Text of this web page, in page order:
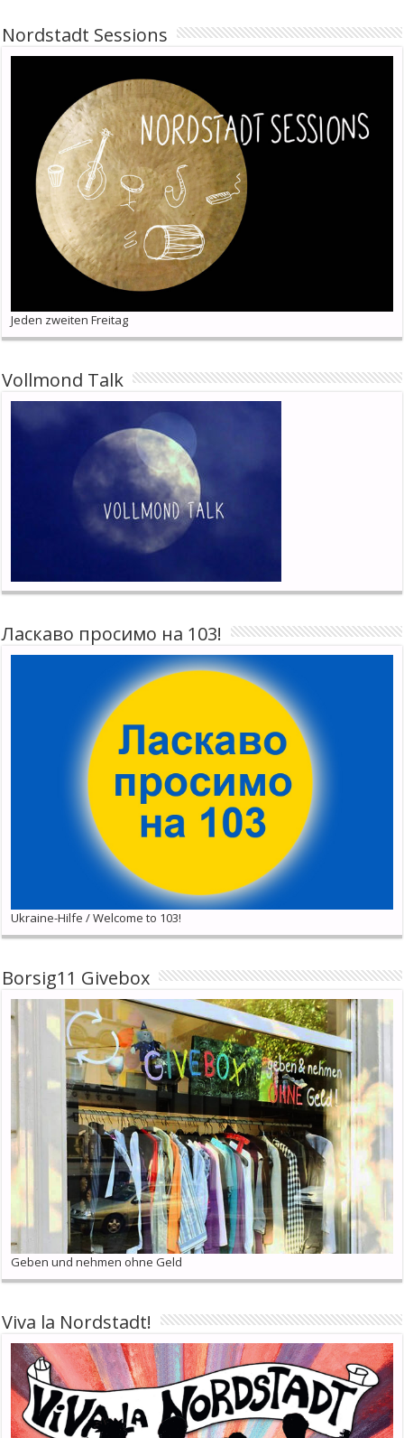
Nordstadt Sessions
Jeden zweiten Freitag
Vollmond Talk
Ласкаво просимо на 103!
Ukraine-Hilfe / Welcome to 103!
Borsig11 Givebox
Geben und nehmen ohne Geld
Viva la Nordstadt!